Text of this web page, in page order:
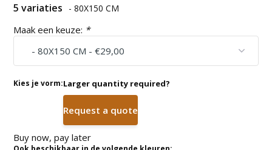
5 variaties - 80X150 CM
Maak een keuze: *
Kies je vorm:Larger quantity required?
Request a quote
Buy now, pay later